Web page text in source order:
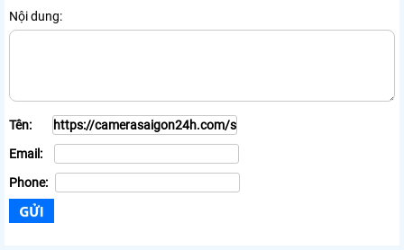
Nội dung:
Tên:
Email:
Phone: